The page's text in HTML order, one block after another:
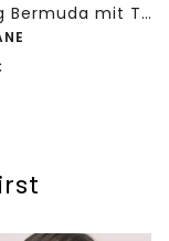
Slim Leg Bermuda mit Turn-Up-Detail